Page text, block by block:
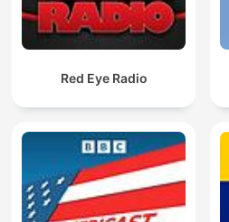
Red Eye Radio